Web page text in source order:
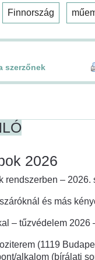
Finnország
szerzőnek
2026
rendszerben – 2026.
és más
– tűzvédelem 2026
(1119
alkalom (bírálati